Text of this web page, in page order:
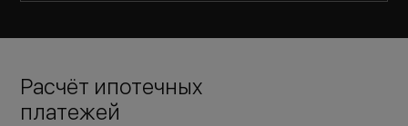
Расчёт ипотечных
платежей